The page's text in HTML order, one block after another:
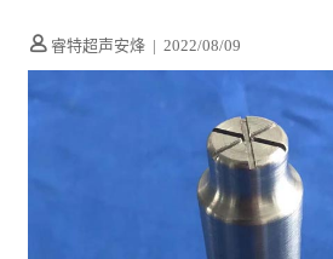
睿特超声安烽 | 2022/08/09